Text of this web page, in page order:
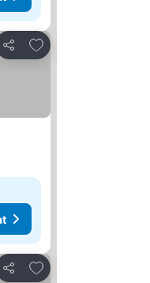
Jaa
Lisää suosikkeihin
Jaa
Lisää suosikkeihin